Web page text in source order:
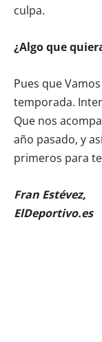
culpa.
¿Algo que
Pues que
temporada.
Que nos
año pasado, y
primeros para
Fran Estévez,
ElDeportivo.es